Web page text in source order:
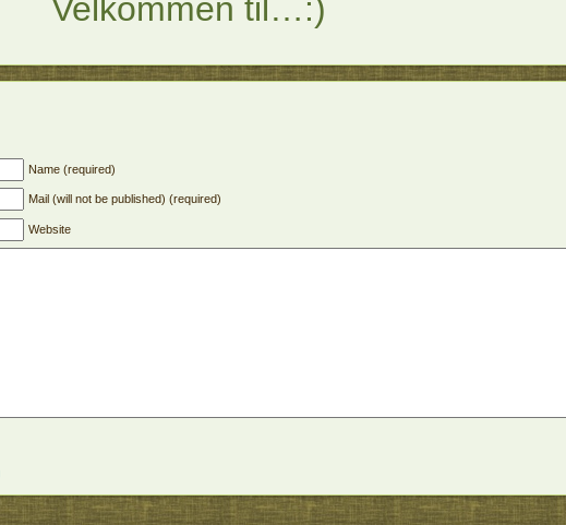
Velkommen til…:)
Name (required)
Mail (will not be published) (required)
Website